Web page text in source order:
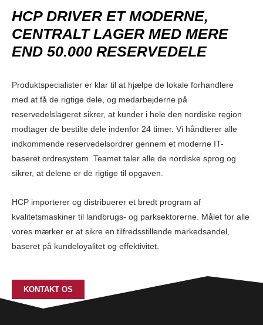
HCP DRIVER ET MODERNE,
CENTRALT LAGER MED MERE
END 50.000 RESERVEDELE
Produktspecialister er klar til at hjælpe de lokale forhandlere
med at få de rigtige dele, og medarbejderne på
reservedelslageret sikrer, at kunder i hele den nordiske region
modtager de bestilte dele indenfor 24 timer. Vi håndterer alle
indkommende reservedelsordrer gennem et moderne IT-
baseret ordresystem. Teamet taler alle de nordiske sprog og
sikrer, at delene er de rigtige til opgaven.
HCP importerer og distribuerer et bredt program af
kvalitetsmaskiner til landbrugs- og parksektorerne. Målet for alle
vores mærker er at sikre en tilfredsstillende markedsandel,
baseret på kundeloyalitet og effektivitet.
KONTAKT OS